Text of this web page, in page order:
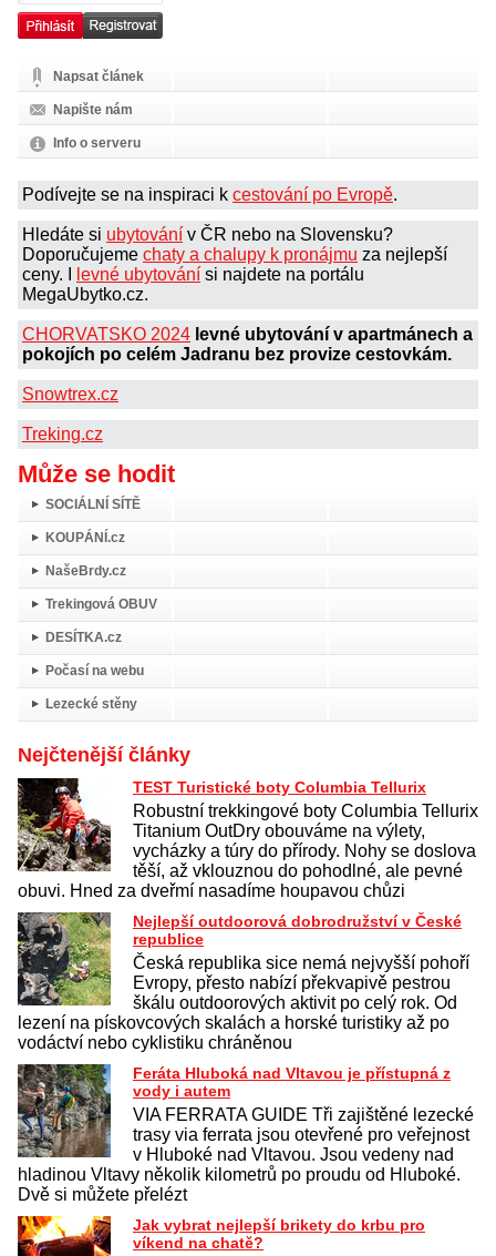
Napsat článek
Napište nám
Info o serveru
Podívejte se na inspiraci k cestování po Evropě.
Hledáte si ubytování v ČR nebo na Slovensku?
Doporučujeme chaty a chalupy k pronájmu za nejlepší
ceny. I
levné ubytování si najdete na portálu
MegaUbytko.cz.
CHORVATSKO 2024 levné ubytování v apartmánech a
pokojích po celém Jadranu bez provize cestovkám.
Snowtrex.cz
Treking.cz
Může se hodit
SOCIÁLNÍ SÍTĚ
KOUPÁNÍ.cz
NašeBrdy.cz
Trekingová OBUV
DESÍTKA.cz
Počasí na webu
Lezecké stěny
Nejčtenější články
TEST Turistické boty Columbia Tellurix
Robustní trekkingové boty Columbia Tellurix
Titanium OutDry obouváme na výlety,
vycházky a túry do přírody. Nohy se doslova
těší, až vklouznou do pohodlné, ale pevné
obuvi. Hned za dveřmí nasadíme houpavou chůzi
Nejlepší outdoorová dobrodružství v České
republice
Česká republika sice nemá nejvyšší pohoří
Evropy, přesto nabízí překvapivě pestrou
škálu outdoorových aktivit po celý rok. Od
lezení na pískovcových skalách a horské turistiky až po
vodáctví nebo cyklistiku chráněnou
Feráta Hluboká nad Vltavou je přístupná z
vody i autem
VIA FERRATA GUIDE Tři zajištěné lezecké
trasy via ferrata jsou otevřené pro veřejnost
v Hluboké nad Vltavou. Jsou vedeny nad
hladinou Vltavy několik kilometrů po proudu od Hluboké.
Dvě si můžete přelézt
Jak vybrat nejlepší brikety do krbu pro
víkend na chatě?